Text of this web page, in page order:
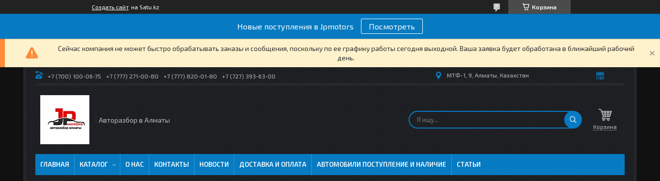
Создать сайт на Satu.kz Корзина
Новые поступления в Jpmotors Посмотреть
Сейчас компания не может быстро обрабатывать заказы и сообщения, поскольку по ее графику работы сегодня выходной. Ваша заявка будет обработана в ближайший рабочий
день.
+7 (700) 100-06-75 +7 (777) 271-00-80 +7 (777) 820-01-80 +7 (727) 393-63-00 МТФ-1, 9, Алматы, Казахстан
Авторазбор в Алматы
Корзина
ГЛАВНАЯ КАТАЛОГ О НАС КОНТАКТЫ НОВОСТИ ДОСТАВКА И ОПЛАТА АВТОМОБИЛИ ПОСТУПЛЕНИЕ И НАЛИЧИЕ СТАТЬИ